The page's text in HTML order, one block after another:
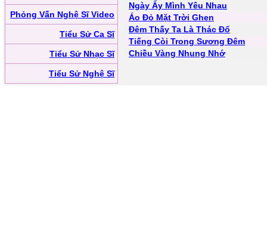
Phỏng Vấn Nghệ Sĩ Video
Tiểu Sử Ca Sĩ
Tiểu Sử Nhạc Sĩ
Tiểu Sử Nghệ Sĩ
Ngày Ấy Mình Yêu Nhau
Áo Đỏ Mặt Trời Ghen
Đêm Thấy Ta Là Thác Đổ
Tiếng Còi Trong Sương Đêm
Chiều Vàng Nhung Nhớ